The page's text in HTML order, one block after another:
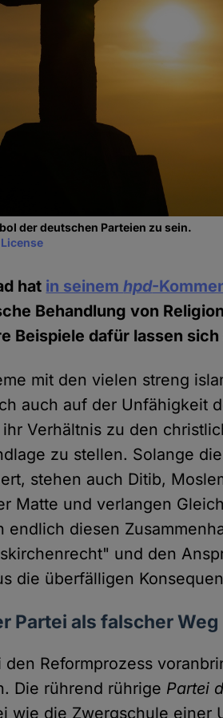
der deutschen Parteien zu sein.
hat in seinemhpd-
Behandlung von
Beispiele dafür lassen
mit den vielen streng
auch auf der Unfähigkeit
Verhältnis zu den
zu stellen. Solange
stehen auch Ditib,
Matte und verlangen
endlich diesen
und den
die überfälligen
Partei als falscher Weg
Reformprozess
Die rührend rührige Partei
wie die Zwergschule einer